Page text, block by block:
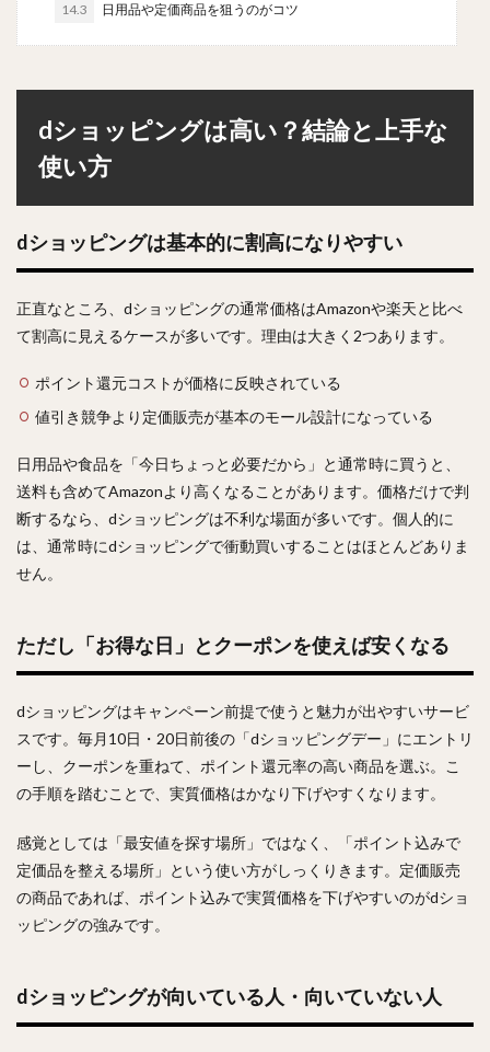
14.3 日用品や定価商品を狙うのがコツ
dショッピングは高い？結論と上手な
使い方
dショッピングは基本的に割高になりやすい
正直なところ、dショッピングの通常価格はAmazonや楽天と比べ
て割高に見えるケースが多いです。理由は大きく2つあります。
ポイント還元コストが価格に反映されている
値引き競争より定価販売が基本のモール設計になっている
日用品や食品を「今日ちょっと必要だから」と通常時に買うと、
送料も含めてAmazonより高くなることがあります。価格だけで判
断するなら、dショッピングは不利な場面が多いです。個人的に
は、通常時にdショッピングで衝動買いすることはほとんどありま
せん。
ただし「お得な日」とクーポンを使えば安くなる
dショッピングはキャンペーン前提で使うと魅力が出やすいサービ
スです。毎月10日・20日前後の「dショッピングデー」にエントリ
ーし、クーポンを重ねて、ポイント還元率の高い商品を選ぶ。こ
の手順を踏むことで、実質価格はかなり下げやすくなります。
感覚としては「最安値を探す場所」ではなく、「ポイント込みで
定価品を整える場所」という使い方がしっくりきます。定価販売
の商品であれば、ポイント込みで実質価格を下げやすいのがdショ
ッピングの強みです。
dショッピングが向いている人・向いていない人